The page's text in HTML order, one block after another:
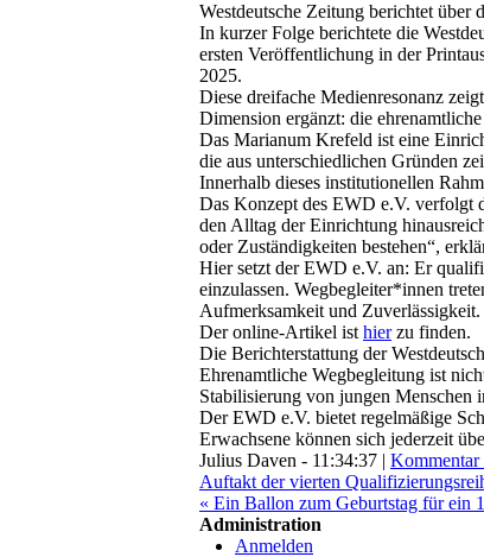
Westdeutsche Zeitung berichtet über
In kurzer Folge berichtete die
ersten Veröffentlichung in der
2025.
Diese dreifache Medienresonanz
Dimension ergänzt: die
Das Marianum Krefeld ist eine
die aus unterschiedlichen Gründen
Innerhalb dieses institutionellen
Das Konzept des EWD e.V. verfolgt
den Alltag der Einrichtung
oder Zuständigkeiten bestehen“,
Hier setzt der EWD e.V. an: Er
einzulassen. Wegbegleiter*innen
Aufmerksamkeit und Zuverlässigkeit.
Der online-Artikel ist hierzu finden.
Die Berichterstattung der
Ehrenamtliche Wegbegleitung ist
Stabilisierung von jungen Menschen
Der EWD e.V. bietet regelmäßige
Erwachsene können sich jederzeit
Julius Daven - 11:34:37 | Kommentar
Auftakt der vierten
« Ein Ballon zum Geburtstag für ein
Administration
Anmelden